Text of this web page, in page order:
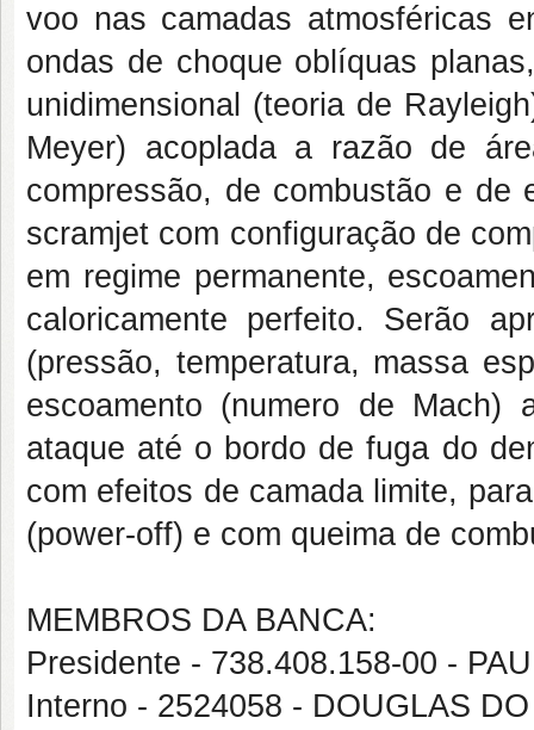
voo nas camadas atmosféricas
ondas de choque oblíquas
unidimensional (teoria de
Meyer) acoplada a razão de
compressão, de combustão e de
scramjet com configuração de
em regime permanente,
caloricamente perfeito. Serão
(pressão, temperatura, massa
escoamento (numero de
ataque até o bordo de fuga do
com efeitos de camada limite,
(power-off) e com queima de
MEMBROS DA BANCA:
Presidente - 738.408.158-00 -
Interno - 2524058 - DOUGLAS